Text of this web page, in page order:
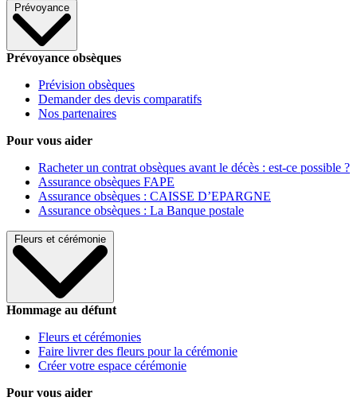
Prévoyance
Prévoyance obsèques
Prévision obsèques
Demander des devis comparatifs
Nos partenaires
Pour vous aider
Racheter un contrat obsèques avant le décès : est-ce possible ?
Assurance obsèques FAPE
Assurance obsèques : CAISSE D’EPARGNE
Assurance obsèques : La Banque postale
Fleurs et cérémonie
Hommage au défunt
Fleurs et cérémonies
Faire livrer des fleurs pour la cérémonie
Créer votre espace cérémonie
Pour vous aider